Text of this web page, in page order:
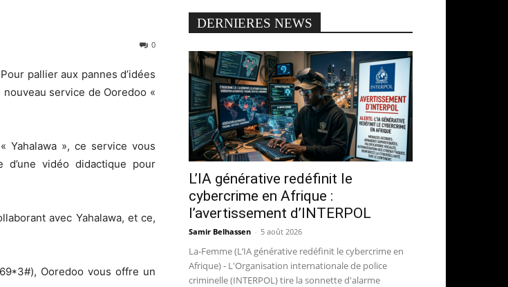
0
pallier aux pannes d’idées
service de Ooredoo «
Yahalawa », ce service vous
d’une vidéo didactique pour
avec Yahalawa, et ce,
Ooredoo vous offre un
DERNIERES NEWS
L’IA générative redéfinit le
cybercrime en Afrique :
l’avertissement d’INTERPOL
Samir Belhassen - 5 août 2026
La-Femme (L’IA générative redéfinit le cybercrime en
Afrique) - L'Organisation internationale de police
criminelle (INTERPOL) tire la sonnette d'alarme